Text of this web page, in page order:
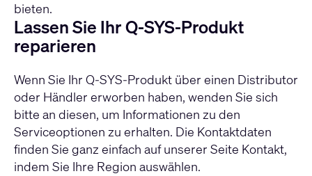
bieten.
Lassen Sie Ihr Q-SYS-Produkt
reparieren
Wenn Sie Ihr Q-SYS-Produkt über einen Distributor
oder Händler erworben haben, wenden Sie sich
bitte an diesen, um Informationen zu den
Serviceoptionen zu erhalten. Die Kontaktdaten
finden Sie ganz einfach auf unserer Seite Kontakt,
indem Sie Ihre Region auswählen.